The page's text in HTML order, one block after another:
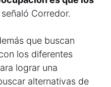
señaló Corredor.
que buscan
los diferentes
lograr una
alternativas de